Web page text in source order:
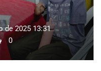
de 2025 13:31
0